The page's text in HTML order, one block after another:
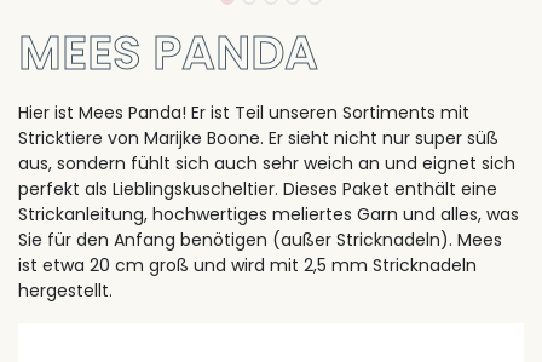
MEES PANDA
Hier ist Mees Panda! Er ist Teil unseren Sortiments mit
Stricktiere von Marijke Boone. Er sieht nicht nur super süß
aus, sondern fühlt sich auch sehr weich an und eignet sich
perfekt als Lieblingskuscheltier. Dieses Paket enthält eine
Strickanleitung, hochwertiges meliertes Garn und alles, was
Sie für den Anfang benötigen (außer Stricknadeln). Mees
ist etwa 20 cm groß und wird mit 2,5 mm Stricknadeln
hergestellt.